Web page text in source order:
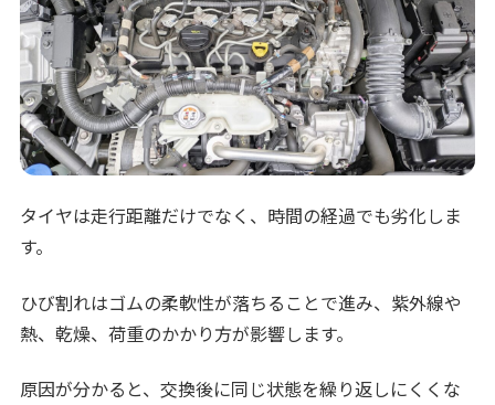
タイヤは走行距離だけでなく、時間の経過でも劣化しま
す。
ひび割れはゴムの柔軟性が落ちることで進み、紫外線や
熱、乾燥、荷重のかかり方が影響します。
原因が分かると、交換後に同じ状態を繰り返しにくくな